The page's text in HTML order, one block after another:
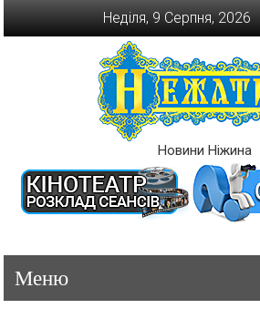
Неділя, 9 Серпня, 2026
Новини Ніжина